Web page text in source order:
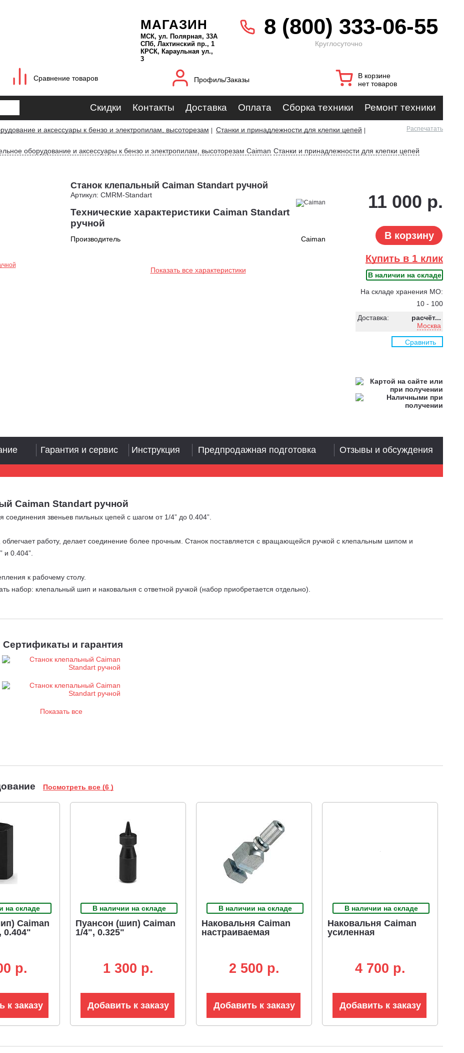
МАГАЗИН
МСК, ул. Полярная, 33А
СПб, Лахтинский пр., 1
КРСК, Караульная ул.,
3
8 (800) 333-06-55
Круглосуточно
Сравнение товаров Профиль/Заказы
В корзине
нет товаров
Скидки Контакты Доставка Оплата Сборка техники Ремонт техники
и аксессуары к бензо и электропилам, высоторезам Станки и принадлежности для клепки цепей Распечатать
оборудование и аксессуары к бензо и электропилам, высоторезам Caiman Станки и принадлежности для клепки цепей
Станок клепальный Caiman Standart ручной
Артикул: CMRM-Standart
Технические характеристики Caiman Standart
ручной
Производитель Caiman
Показать все характеристики
11 000 р.
В корзину
Купить в 1 клик
В наличии на складе
На складе хранения МО:
10 - 100
Доставка:
расчёт...
Москва
Сравнить
Caiman Standart ручной
соединения звеньев пильных цепей с шагом от 1/4” до 0.404”.
работу, делает соединение более прочным. Станок поставляется с вращающейся ручкой с клепальным шипом и
и 0.404”.
к рабочему столу.
набор: клепальный шип и наковальня с ответной ручкой (набор приобретается отдельно).
Сертификаты и гарантия
Показать все
Посмотреть все (6 )
на складе
Caiman
0.404"
p.
к заказу
В наличии на складе
Пуансон (шип) Caiman
1/4", 0.325"
1 300 p.
Добавить к заказу
В наличии на складе
Наковальня Caiman
настраиваемая
2 500 p.
Добавить к заказу
В наличии на складе
Наковальня Caiman
усиленная
4 700 p.
Добавить к заказу
Гарантия и сервис Инструкция Предпродажная подготовка Отзывы и обсуждения